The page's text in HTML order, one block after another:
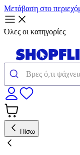
Μετάβαση στο
Όλες οι κατηγορίες
Πίσω